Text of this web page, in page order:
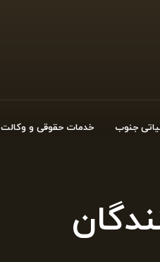
جنوب خدمات حقوقی و وکالت